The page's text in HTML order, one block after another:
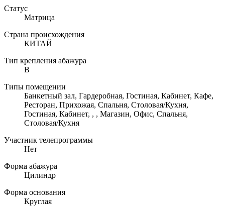
Статус
Матрица
Страна происхождения
КИТАЙ
Тип крепления абажура
B
Типы помещении
Банкетный зал, Гардеробная, Гостиная, Кабинет, Кафе,
Ресторан, Прихожая, Спальня, Столовая/Кухня,
Гостиная, Кабинет, , , Магазин, Офис, Спальня,
Столовая/Кухня
Участник телепрограммы
Нет
Форма абажура
Цилиндр
Форма основания
Круглая